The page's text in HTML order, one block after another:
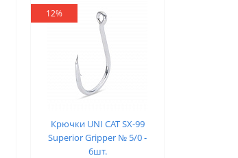
12%
Крючки UNI CAT SX-99
Superior Gripper № 5/0 -
6шт.